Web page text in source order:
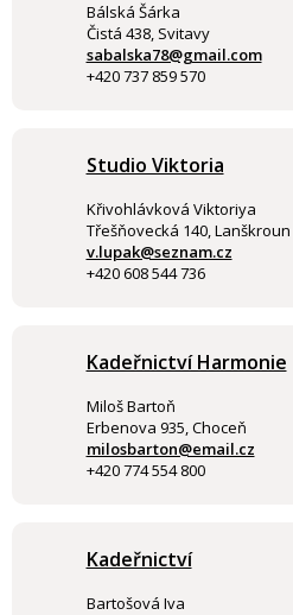
Bálská Šárka
Čistá 438, Svitavy
sabalska78@gmail.com
+420 737 859 570
Studio Viktoria
Křivohlávková Viktoriya
Třešňovecká 140, Lanškroun
v.lupak@seznam.cz
+420 608 544 736
Kadeřnictví Harmonie
Miloš Bartoň
Erbenova 935, Choceň
milosbarton@email.cz
+420 774 554 800
Kadeřnictví
Bartošová Iva